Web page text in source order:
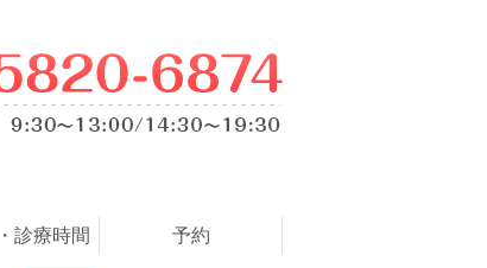
診療時間 予約